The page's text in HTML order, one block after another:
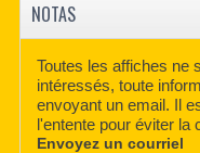
NOTAS
Toutes les affiches ne
intéressés, toute
envoyant un email. Il
l'entente pour éviter la
Envoyez un courriel